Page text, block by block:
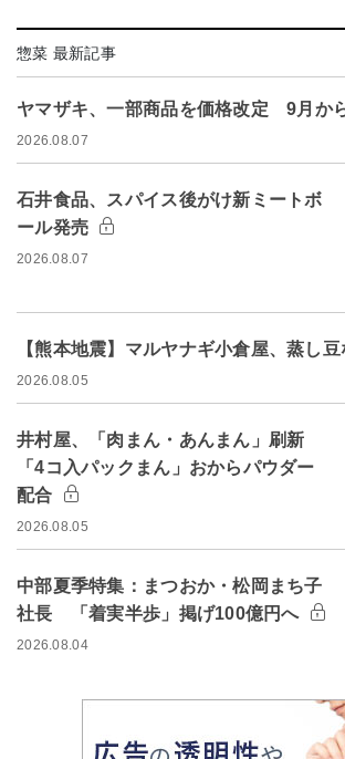
惣菜 最新記事
ヤマザキ、一部商品を価格改定 9月か
2026.08.07
石井食品、スパイス後がけ新ミートボ
ール発売
2026.08.07
【熊本地震】マルヤナギ小倉屋、蒸し
2026.08.05
井村屋、「肉まん・あんまん」刷新
「4コ入パックまん」おからパウダー
配合
2026.08.05
中部夏季特集：まつおか・松岡まち子
社長 「着実半歩」掲げ100億円へ
2026.08.04